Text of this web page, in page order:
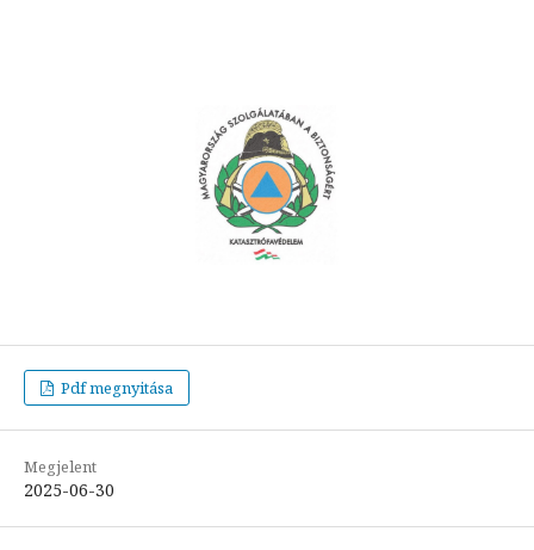
Pdf megnyitása
Megjelent
2025-06-30